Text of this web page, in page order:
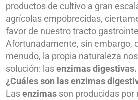
productos de cultivo a gran
agrícolas empobrecidas,
favor de nuestro tracto
Afortunadamente, sin embargo,
menudo, la propia naturaleza
solución: lasenzimas digestivas.
¿Cuáles son las enzimas
Lasenzimasson producidas por